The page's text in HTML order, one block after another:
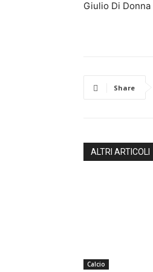
Giulio Di Donna
Share
ALTRI ARTICOLI
Calcio